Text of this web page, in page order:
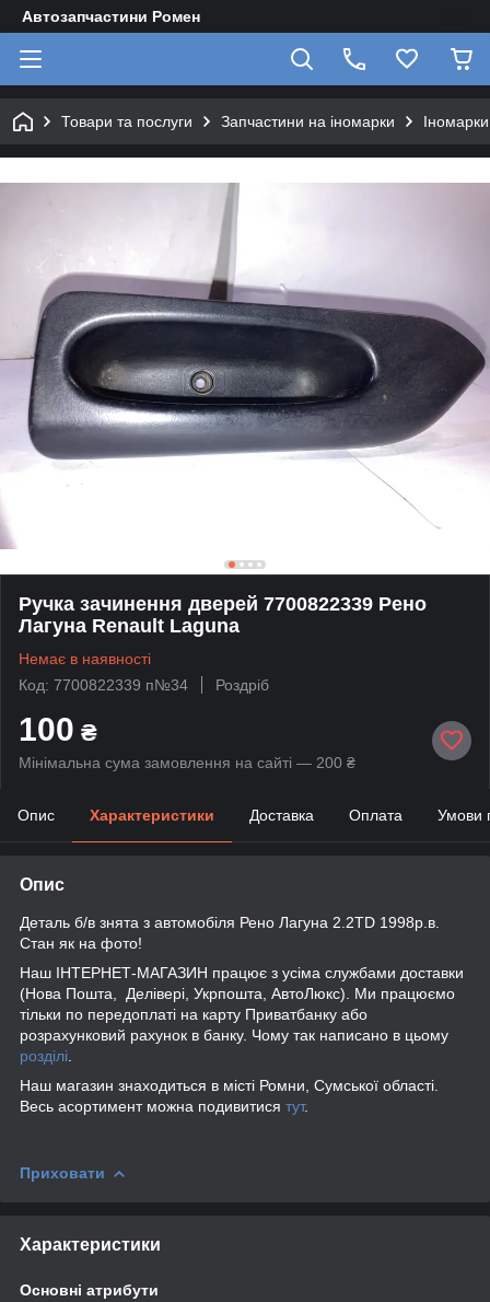
Автозапчастини Ромен
Товари та послуги Запчастини на іномарки
Ручка зачинення дверей 7700822339 Рено
Лагуна Renault Laguna
Немає в наявності
Код: 7700822339 п№34
Роздріб
100 ₴
Мінімальна сума замовлення на сайті — 200 ₴
Опис Характеристики Доставка Оплата Умови
Опис
Деталь б/в знята з автомобіля Рено Лагуна 2.2TD 1998р.в.
Стан як на фото!
Наш ІНТЕРНЕТ-МАГАЗИН працює з усіма службами доставки
(Нова Пошта, Делівері, Укрпошта, АвтоЛюкс). Ми працюємо
тільки по передоплаті на карту Приватбанку або
розрахунковий рахунок в банку. Чому так написано в цьому
розділі
Наш магазин знаходиться в місті Ромни, Сумської області.
Весь асортимент можна подивитися тут.
Приховати
Характеристики
Основні атрибути